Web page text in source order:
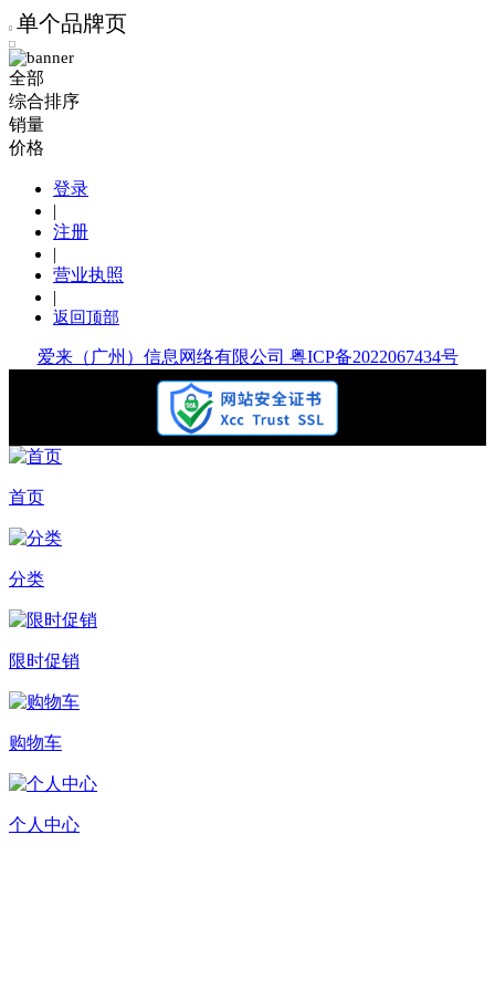
单个品牌页
全部
综合排序
销量
价格
登录
|
注册
|
营业执照
|
返回顶部
爱来（广州）信息网络有限公司 粤ICP备2022067434号
首页
分类
限时促销
购物车
个人中心